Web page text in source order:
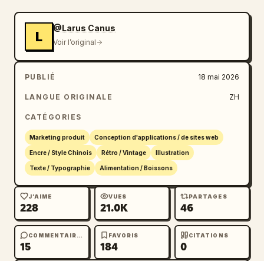
L
@Larus Canus
Voir l’original
PUBLIÉ 18 mai 2026
LANGUE ORIGINALE ZH
CATÉGORIES
Marketing produit Conception d'applications / de sites web
Encre / Style Chinois Rétro / Vintage Illustration
Texte / Typographie Alimentation / Boissons
J’AIME
228
VUES
21.0K
PARTAGES
46
COMMENTAIRES
15
FAVORIS
184
CITATIONS
0